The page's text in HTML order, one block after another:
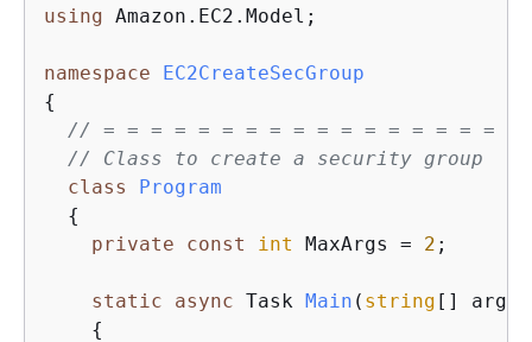
using Amazon.EC2.Model;
namespace
EC2CreateSecGroup
{
// = = = = = = = = = = = = = = = = = =
// Class to create a security group
class
Program
{
private
const int MaxArgs = 2 ;
static async Task Main ( string [] args
{